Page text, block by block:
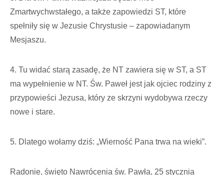
Zmartwychwstałego, a także zapowiedzi ST, które
spełniły się w Jezusie Chrystusie – zapowiadanym
Mesjaszu.
4. Tu widać starą zasadę, że NT zawiera się w ST, a ST
ma wypełnienie w NT. Św. Paweł jest jak ojciec rodziny z
przypowieści Jezusa, który ze skrzyni wydobywa rzeczy
nowe i stare.
5. Dlatego wołamy dziś: „Wierność Pana trwa na wieki”.
Radonie, święto Nawrócenia św. Pawła, 25 stycznia